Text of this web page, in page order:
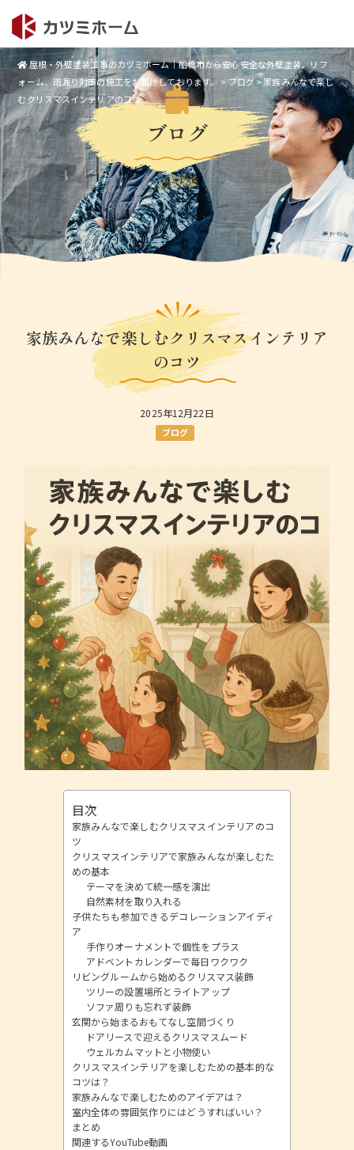
屋根・外壁塗装工事のカツミホーム｜船橋市から安心安全な外壁塗装、リフ
ォーム、雨漏り対策の施工をお届けしております。>ブログ>家族みんなで楽し
むクリスマスインテリアのコツ
ブログ
Blog
家族みんなで楽しむクリスマスインテリア
のコツ
2025年12月22日
ブログ
目次
家族みんなで楽しむクリスマスインテリアのコ
ツ
クリスマスインテリアで家族みんなが楽しむた
めの基本
テーマを決めて統一感を演出
自然素材を取り入れる
子供たちも参加できるデコレーションアイディ
ア
手作りオーナメントで個性をプラス
アドベントカレンダーで毎日ワクワク
リビングルームから始めるクリスマス装飾
ツリーの設置場所とライトアップ
ソファ周りも忘れず装飾
玄関から始まるおもてなし空間づくり
ドアリースで迎えるクリスマスムード
ウェルカムマットと小物使い
クリスマスインテリアを楽しむための基本的な
コツは？
家族みんなで楽しむためのアイデアは？
室内全体の雰囲気作りにはどうすればいい？
まとめ
関連するYouTube動画